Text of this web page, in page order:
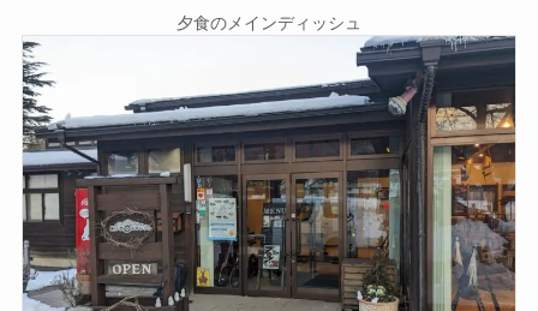
夕食のメインディッシュ